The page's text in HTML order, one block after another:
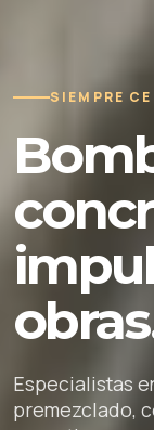
SIEMPRE
Especialistas
premezclado,